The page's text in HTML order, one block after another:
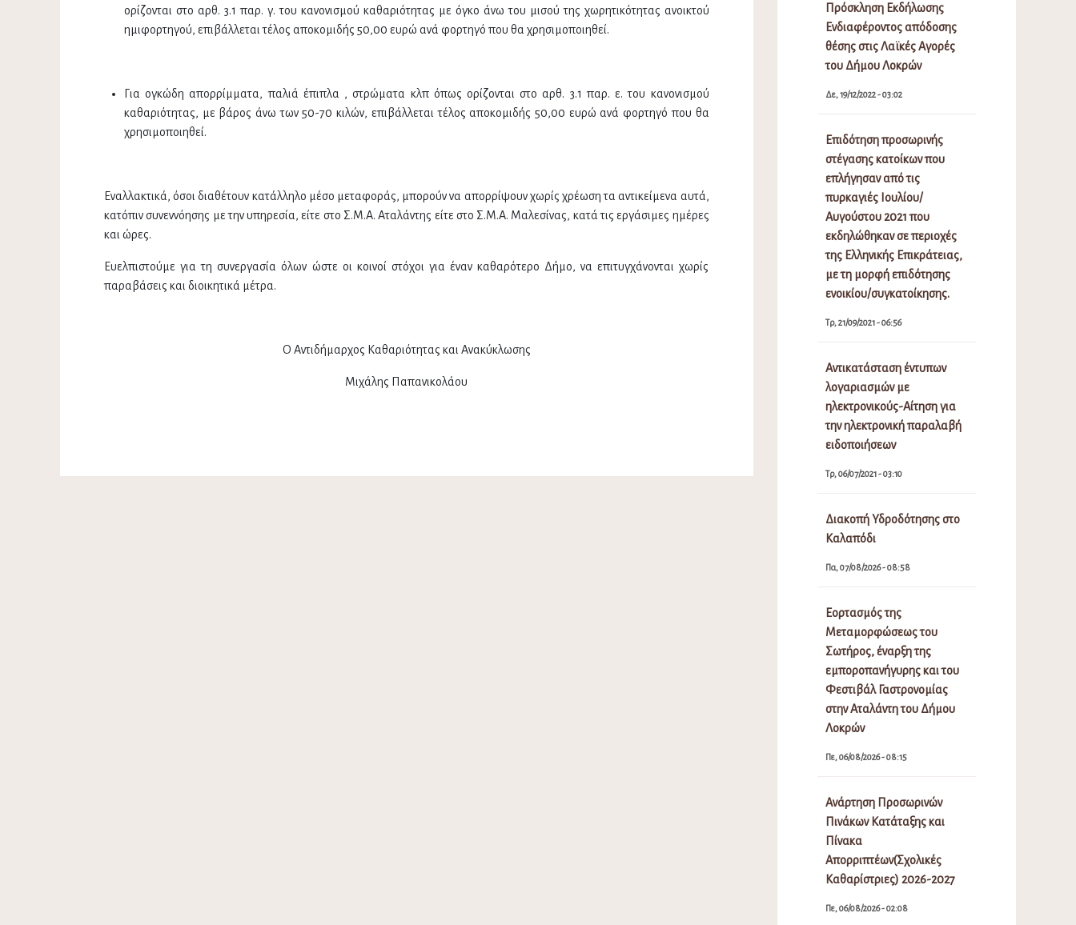
ορίζονται στο αρθ. 3.1 παρ. γ. του κανονισμού καθαριότητας με όγκο άνω του μισού της χωρητικότητας ανοικτού
ημιφορτηγού, επιβάλλεται τέλος αποκομιδής 50,00 ευρώ ανά φορτηγό που θα χρησιμοποιηθεί.
Για ογκώδη απορρίμματα, παλιά έπιπλα , στρώματα κλπ όπως ορίζονται στο αρθ. 3.1 παρ. ε. του κανονισμού
καθαριότητας, με βάρος άνω των 50-70 κιλών, επιβάλλεται τέλος αποκομιδής 50,00 ευρώ ανά φορτηγό που θα
χρησιμοποιηθεί.
Εναλλακτικά, όσοι διαθέτουν κατάλληλο μέσο μεταφοράς, μπορούν να απορρίψουν χωρίς χρέωση τα αντικείμενα αυτά,
κατόπιν συνεννόησης με την υπηρεσία, είτε στο Σ.Μ.Α. Αταλάντης είτε στο Σ.Μ.Α. Μαλεσίνας, κατά τις εργάσιμες ημέρες
και ώρες.
Ευελπιστούμε για τη συνεργασία όλων ώστε οι κοινοί στόχοι για έναν καθαρότερο Δήμο, να επιτυγχάνονται χωρίς
παραβάσεις και διοικητικά μέτρα.
Ο Αντιδήμαρχος Καθαριότητας και Ανακύκλωσης
Μιχάλης Παπανικολάου
Πρόσκληση Εκδήλωσης
Ενδιαφέροντος απόδοσης
θέσης στις Λαϊκές Αγορές
του Δήμου Λοκρών
Δε, 19/12/2022 - 03:02
Επιδότηση προσωρινής
στέγασης κατοίκων που
επλήγησαν από τις
πυρκαγιές Ιουλίου/
Αυγούστου 2021 που
εκδηλώθηκαν σε περιοχές
της Ελληνικής Επικράτειας,
με τη μορφή επιδότησης
ενοικίου/συγκατοίκησης.
Τρ, 21/09/2021 - 06:56
Αντικατάσταση έντυπων
λογαριασμών με
ηλεκτρονικούς-Αίτηση για
την ηλεκτρονική παραλαβή
ειδοποιήσεων
Τρ, 06/07/2021 - 03:10
Διακοπή Υδροδότησης στο
Καλαπόδι
Πα, 07/08/2026 - 08:58
Εορτασμός της
Μεταμορφώσεως του
Σωτήρος, έναρξη της
εμποροπανήγυρης και του
Φεστιβάλ Γαστρονομίας
στην Αταλάντη του Δήμου
Λοκρών
Πε, 06/08/2026 - 08:15
Ανάρτηση Προσωρινών
Πινάκων Κατάταξης και
Πίνακα
Απορριπτέων(Σχολικές
Καθαρίστριες) 2026-2027
Πε, 06/08/2026 - 02:08